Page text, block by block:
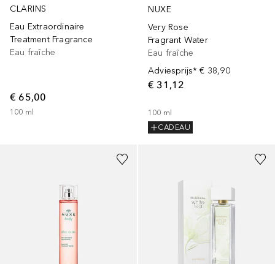
CLARINS
Eau Extraordinaire
Treatment Fragrance
Eau fraîche
€ 65,00
100 ml
NUXE
Very Rose
Fragrant Water
Eau fraîche
Adviesprijs* € 38,90
€ 31,12
100 ml
CADEAU